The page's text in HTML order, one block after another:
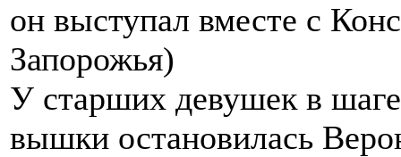
он выступал вместе с
Запорожья)
У старших девушек в
вышки остановилась